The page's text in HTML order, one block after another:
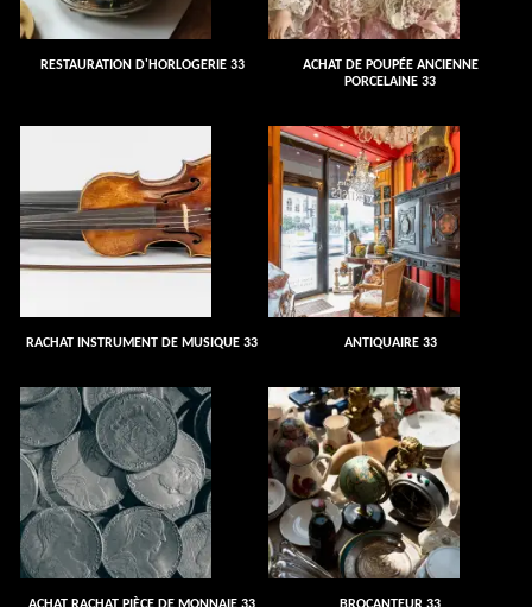
RESTAURATION D'HORLOGERIE 33
ACHAT DE POUPÉE ANCIENNE
PORCELAINE 33
RACHAT INSTRUMENT DE MUSIQUE 33 ANTIQUAIRE 33